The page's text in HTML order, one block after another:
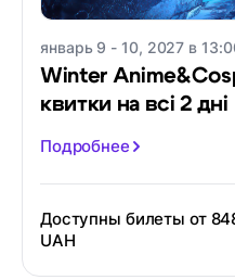
январь 9 - 10, 2027 в
Winter
квитки на всі 2 дні
Подробнее
Доступны билеты от
UAH